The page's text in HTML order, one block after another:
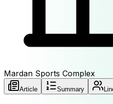
Mardan Sports Complex
Article Summary